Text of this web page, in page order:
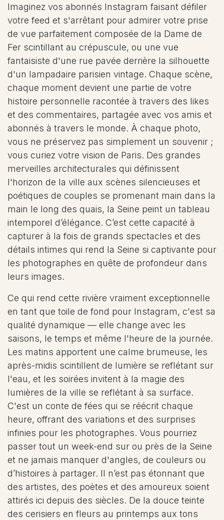
Imaginez vos abonnés Instagram faisant défiler
votre feed et s'arrêtant pour admirer votre prise
de vue parfaitement composée de la Dame de
Fer scintillant au crépuscule, ou une vue
fantaisiste d'une rue pavée derrière la silhouette
d'un lampadaire parisien vintage. Chaque scène,
chaque moment devient une partie de votre
histoire personnelle racontée à travers des likes
et des commentaires, partagée avec vos amis et
abonnés à travers le monde. À chaque photo,
vous ne préservez pas simplement un souvenir ;
vous curiez votre vision de Paris. Des grandes
merveilles architecturales qui définissent
l'horizon de la ville aux scènes silencieuses et
poétiques de couples se promenant main dans la
main le long des quais, la Seine peint un tableau
intemporel d’élégance. C’est cette capacité à
capturer à la fois de grands spectacles et des
détails intimes qui rend la Seine si captivante pour
les photographes en quête de profondeur dans
leurs images.
Ce qui rend cette rivière vraiment exceptionnelle
en tant que toile de fond pour Instagram, c'est sa
qualité dynamique — elle change avec les
saisons, le temps et même l'heure de la journée.
Les matins apportent une calme brumeuse, les
après-midis scintillent de lumière se reflétant sur
l'eau, et les soirées invitent à la magie des
lumières de la ville se reflétant à sa surface.
C'est un conte de fées qui se réécrit chaque
heure, offrant des variations et des surprises
infinies pour les photographes. Vous pourriez
passer tout un week-end sur ou près de la Seine
et ne jamais manquer d'angles, de couleurs ou
d’histoires à partager. Il n’est pas étonnant que
des artistes, des poètes et des amoureux soient
attirés ici depuis des siècles. De la douce teinte
des cerisiers en fleurs au printemps aux tons